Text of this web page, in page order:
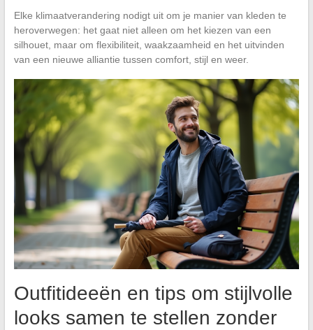
Elke klimaatverandering nodigt uit om je manier van kleden te
heroverwegen: het gaat niet alleen om het kiezen van een
silhouet, maar om flexibiliteit, waakzaamheid en het uitvinden
van een nieuwe alliantie tussen comfort, stijl en weer.
Outfitideeën en tips om stijlvolle
looks samen te stellen zonder